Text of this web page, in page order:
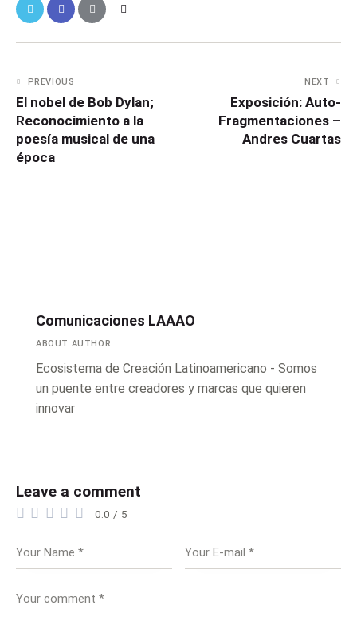
PREVIOUS
El nobel de Bob Dylan;
Reconocimiento a la
poesía musical de una
época
NEXT
Exposición: Auto-
Fragmentaciones –
Andres Cuartas
Comunicaciones LAAAO
ABOUT AUTHOR
Ecosistema de Creación Latinoamericano - Somos
un puente entre creadores y marcas que quieren
innovar
Leave a comment
0.0 / 5